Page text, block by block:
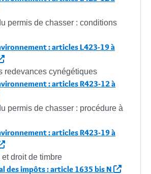
permis de chasser : conditions
: articles L423-19 à
redevances cynégétiques
: articles R423-12 à
permis de chasser : procédure à
: articles R423-19 à
droit de timbre
des impôts : article 1635 bis N